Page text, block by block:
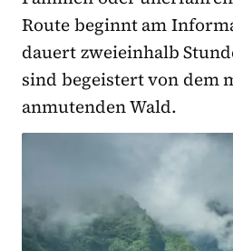
Route beginnt am
dauert zweieinhalb
sind begeistert von dem
anmutenden Wald.